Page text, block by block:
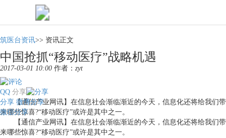
筑医台资讯>> 资讯正文
中国抢抓“移动医疗”战略机遇
2017-03-01 10:00 作者： zyt
分享
QQ
分享 微博分享
微信分享
【通信产业网讯】在信息社会渐临渐近的今天，信息化还将给我们带
来哪些惊喜?“移动医疗”或许是其中之一。
【通信产业网讯】在信息社会渐临渐近的今天，信息化还将给我们带
来哪些惊喜?“移动医疗”或许是其中之一。